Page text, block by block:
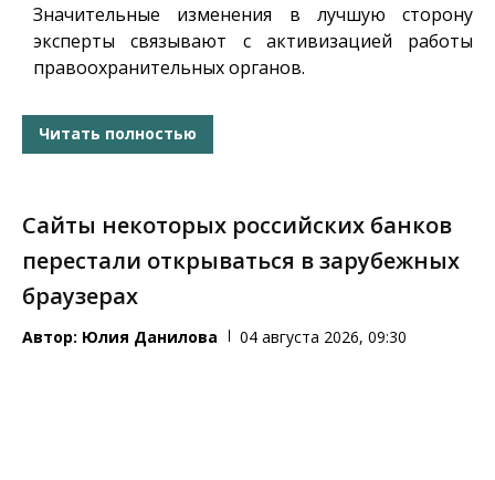
Значительные изменения в лучшую сторону
эксперты связывают с активизацией работы
правоохранительных органов.
Читать полностью
Сайты некоторых российских банков
перестали открываться в зарубежных
браузерах
Автор: Юлия Данилова 04 августа 2026, 09:30